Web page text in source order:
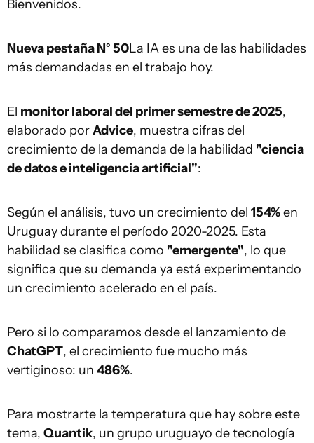
Bienvenidos.
Nueva pestaña N° 50La IA es una de las habilidades
más demandadas en el trabajo hoy.
El monitor laboral del primer semestre de 2025,
elaborado porAdvice, muestra cifras del
crecimiento de la demanda de la habilidad "ciencia
de datos e inteligencia artificial":
Según el análisis, tuvo un crecimiento del 154%en
Uruguay durante el período 2020-2025. Esta
habilidad se clasifica como "emergente", lo que
significa que su demanda ya está experimentando
un crecimiento acelerado en el país.
Pero si lo comparamos desde el lanzamiento de
ChatGPT, el crecimiento fue mucho más
vertiginoso: un 486%.
Para mostrarte la temperatura que hay sobre este
tema, Quantik, un grupo uruguayo de tecnología